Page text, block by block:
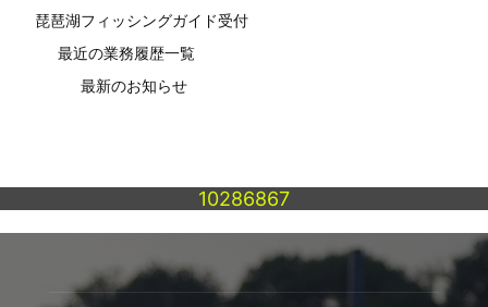
琵琶湖フィッシングガイド受付
最近の業務履歴一覧
最新のお知らせ
10286867